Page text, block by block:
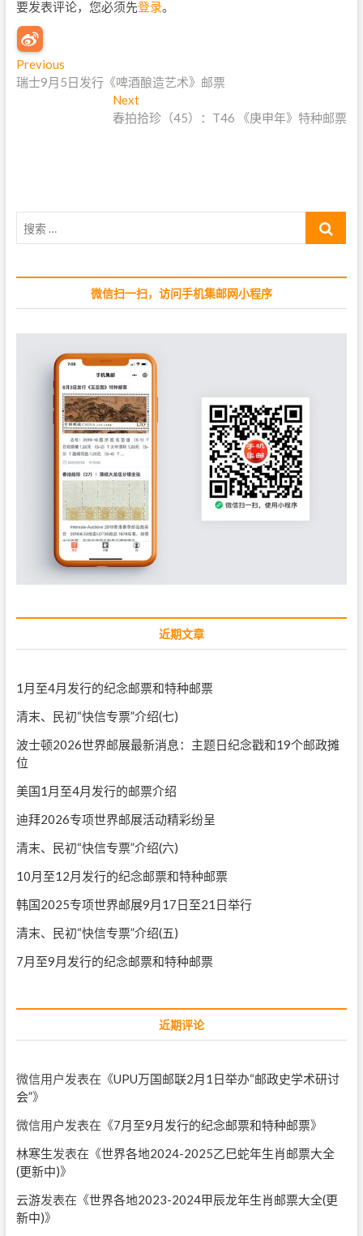
要发表评论，您必须先登录。
文
章
Previous
r
s
:
瑞士9月5日发行《啤酒酿造艺术》邮票
Next
e
:
春拍拾珍（45）：T46 《庚申年》特种邮票
微信扫一扫，访问手机集邮网小程序
近期文章
1月至4月发行的纪念邮票和特种邮票
清末、民初“快信专票”介绍(七)
波士顿2026世界邮展最新消息：主题日纪念戳和19个邮政摊
位
美国1月至4月发行的邮票介绍
迪拜2026专项世界邮展活动精彩纷呈
清末、民初“快信专票”介绍(六)
10月至12月发行的纪念邮票和特种邮票
韩国2025专项世界邮展9月17日至21日举行
清末、民初“快信专票”介绍(五)
7月至9月发行的纪念邮票和特种邮票
近期评论
微信用户 发表在《UPU万国邮联2月1日举办“邮政史学术研讨
会”》
微信用户 发表在《7月至9月发行的纪念邮票和特种邮票》
林寒生发表在《世界各地2024-2025乙巳蛇年生肖邮票大全
(更新中)》
云游发表在《世界各地2023-2024甲辰龙年生肖邮票大全(更
新中)》